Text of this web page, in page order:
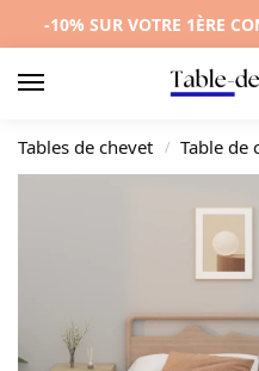
-10% SUR VOTRE 1ÈRE
Tables de chevet / Table de